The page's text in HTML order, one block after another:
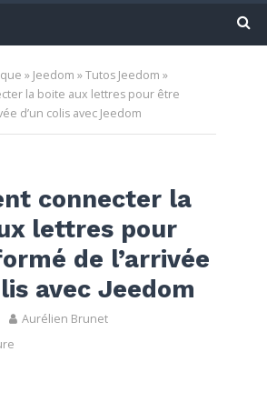
» Jeedom »Tutos Jeedom »
la boite aux lettres pour être
d’un colis avec Jeedom
connecter la
lettres pour
de l’arrivée
avec Jeedom
Aurélien Brunet